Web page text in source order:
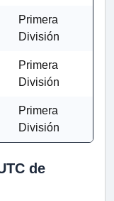
Primera
División
Primera
División
Primera
División
de